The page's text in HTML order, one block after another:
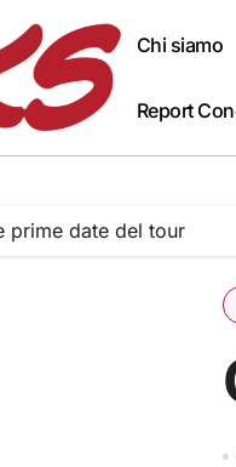
Chi siamo
Report
prime date del tour